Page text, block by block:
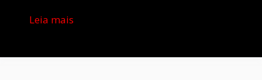
Leia mais